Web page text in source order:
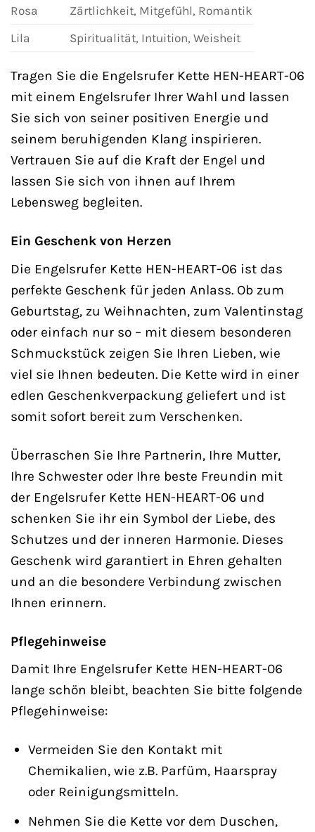
Rosa
Zärtlichkeit, Mitgefühl, Romantik
Lila
Spiritualität, Intuition, Weisheit
Tragen Sie die Engelsrufer Kette HEN-HEART-06
mit einem Engelsrufer Ihrer Wahl und lassen
Sie sich von seiner positiven Energie und
seinem beruhigenden Klang inspirieren.
Vertrauen Sie auf die Kraft der Engel und
lassen Sie sich von ihnen auf Ihrem
Lebensweg begleiten.
Ein Geschenk von Herzen
Die Engelsrufer Kette HEN-HEART-06 ist das
perfekte Geschenk für jeden Anlass. Ob zum
Geburtstag, zu Weihnachten, zum Valentinstag
oder einfach nur so – mit diesem besonderen
Schmuckstück zeigen Sie Ihren Lieben, wie
viel sie Ihnen bedeuten. Die Kette wird in einer
edlen Geschenkverpackung geliefert und ist
somit sofort bereit zum Verschenken.
Überraschen Sie Ihre Partnerin, Ihre Mutter,
Ihre Schwester oder Ihre beste Freundin mit
der Engelsrufer Kette HEN-HEART-06 und
schenken Sie ihr ein Symbol der Liebe, des
Schutzes und der inneren Harmonie. Dieses
Geschenk wird garantiert in Ehren gehalten
und an die besondere Verbindung zwischen
Ihnen erinnern.
Pflegehinweise
Damit Ihre Engelsrufer Kette HEN-HEART-06
lange schön bleibt, beachten Sie bitte folgende
Pflegehinweise:
Vermeiden Sie den Kontakt mit
Chemikalien, wie z.B. Parfüm, Haarspray
oder Reinigungsmitteln.
Nehmen Sie die Kette vor dem Duschen,